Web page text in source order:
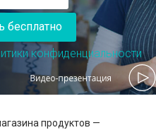
бесплатно
конфиденциальности
продуктов —